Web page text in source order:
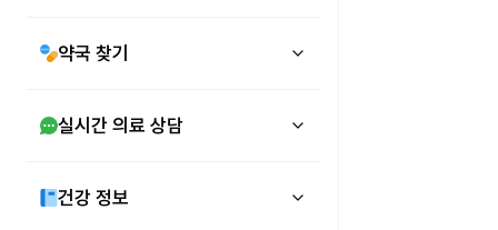
약국 찾기
실시간 의료 상담
건강 정보